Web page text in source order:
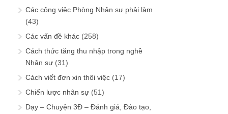
Các công việc Phòng Nhân sự phải làm
(43)
Các vấn đề khác (258)
Cách thức tăng thu nhập trong nghề
Nhân sự (31)
Cách viết đơn xin thôi việc (17)
Chiến lược nhân sự (51)
Dạy – Chuyện 3Đ – Đánh giá, Đào tạo,